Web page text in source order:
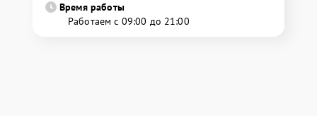
Время работы
Работаем с 09:00 до 21:00